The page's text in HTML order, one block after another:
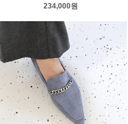
234,000원